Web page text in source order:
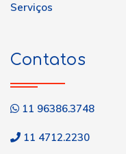
Serviços
Contatos
11 96386.3748
11 4712.2230